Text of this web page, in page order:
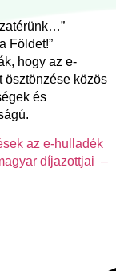
Földet!”
hogy az e-
ösztönzése közös
és
az e-hulladék
díjazottjai –